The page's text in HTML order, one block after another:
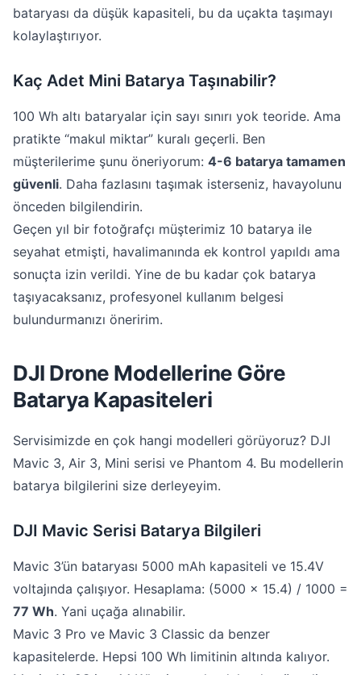
bataryası da düşük kapasiteli, bu da uçakta taşımayı
kolaylaştırıyor.
Kaç Adet Mini Batarya Taşınabilir?
100 Wh altı bataryalar için sayı sınırı yok teoride. Ama
pratikte “makul miktar” kuralı geçerli. Ben
müşterilerime şunu öneriyorum: 4-6 batarya tamamen
güvenli. Daha fazlasını taşımak isterseniz, havayolunu
önceden bilgilendirin.
Geçen yıl bir fotoğrafçı müşterimiz 10 batarya ile
seyahat etmişti, havalimanında ek kontrol yapıldı ama
sonuçta izin verildi. Yine de bu kadar çok batarya
taşıyacaksanız, profesyonel kullanım belgesi
bulundurmanızı öneririm.
DJI Drone Modellerine Göre
Batarya Kapasiteleri
Servisimizde en çok hangi modelleri görüyoruz? DJI
Mavic 3, Air 3, Mini serisi ve Phantom 4. Bu modellerin
batarya bilgilerini size derleyeyim.
DJI Mavic Serisi Batarya Bilgileri
Mavic 3’ün bataryası 5000 mAh kapasiteli ve 15.4V
voltajında çalışıyor. Hesaplama: (5000 × 15.4) / 1000 =
77 Wh. Yani uçağa alınabilir.
Mavic 3 Pro ve Mavic 3 Classic da benzer
kapasitelerde. Hepsi 100 Wh limitinin altında kalıyor.